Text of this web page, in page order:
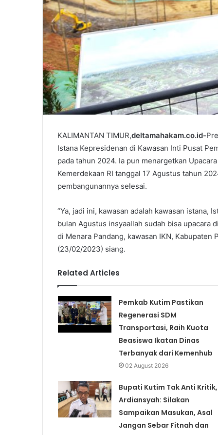
KALIMANTAN TIMUR,deltamahakam.co.id-
Istana Kepresidenan di Kawasan Inti Pusat
pada tahun 2024. Ia pun menargetkan
Kemerdekaan RI tanggal 17 Agustus tahun
pembangunannya selesai.
“Ya, jadi ini, kawasan adalah kawasan istana,
bulan Agustus insyaallah sudah bisa upacara
di Menara Pandang, kawasan IKN, Kabupaten
(23/02/2023) siang.
Related Articles
Pemkab Kutim Pastikan
Regenerasi SDM
Transportasi, Raih Kuota
Beasiswa Ikatan Dinas
Terbanyak dari Kemenhub
02 August 2026
Bupati Kutim Tak Anti Kritik,
Ardiansyah: Silakan
Sampaikan Masukan, Asal
Jangan Sebar Fitnah dan